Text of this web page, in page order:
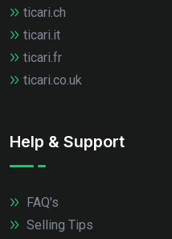
ticari.ch
ticari.it
ticari.fr
ticari.co.uk
Help & Support
FAQ's
Selling Tips